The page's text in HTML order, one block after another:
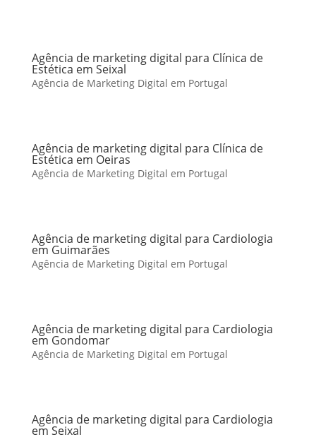
Agência de marketing digital para Clínica de
Estética em Seixal
Agência de Marketing Digital em Portugal
Agência de marketing digital para Clínica de
Estética em Oeiras
Agência de Marketing Digital em Portugal
Agência de marketing digital para Cardiologia
em Guimarães
Agência de Marketing Digital em Portugal
Agência de marketing digital para Cardiologia
em Gondomar
Agência de Marketing Digital em Portugal
Agência de marketing digital para Cardiologia
em Seixal